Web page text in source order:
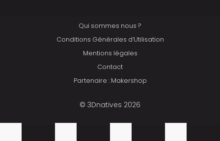
Qui sommes nous ?
Conditions Générales d’Utilisation
Mentions légales
Contact
Partenaire : Makershop
© 3Dnatives 2026